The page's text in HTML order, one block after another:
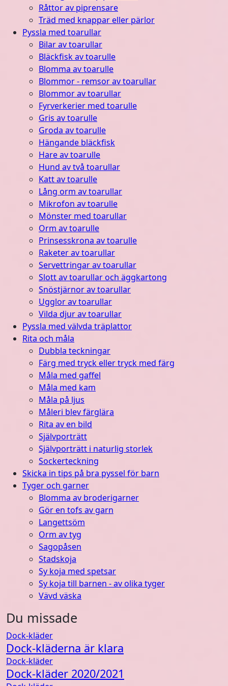
Råttor av piprensare
Träd med knappar eller pärlor
Pyssla med toarullar
Bilar av toarullar
Bläckfisk av toarulle
Blomma av toarulle
Blommor - remsor av toarullar
Blommor av toarullar
Fyrverkerier med toarulle
Gris av toarulle
Groda av toarulle
Hängande bläckfisk
Hare av toarulle
Hund av två toarullar
Katt av toarulle
Lång orm av toarullar
Mikrofon av toarulle
Mönster med toarullar
Orm av toarulle
Prinsesskrona av toarulle
Raketer av toarullar
Servettringar av toarullar
Slott av toarullar och äggkartong
Snöstjärnor av toarullar
Ugglor av toarullar
Vilda djur av toarullar
Pyssla med välvda träplattor
Rita och måla
Dubbla teckningar
Färg med tryck eller tryck med färg
Måla med gaffel
Måla med kam
Måla på ljus
Måleri blev färglära
Rita av en bild
Självporträtt
Självporträtt i naturlig storlek
Sockerteckning
Skicka in tips på bra pyssel för barn
Tyger och garner
Blomma av broderigarner
Gör en tofs av garn
Langettsöm
Orm av tyg
Sagopåsen
Stadskoja
Sy koja med spetsar
Sy koja till barnen - av olika tyger
Vävd väska
Du missade
Dock-kläder
Dock-kläderna är klara
Dock-kläder
Dock-kläder 2020/2021